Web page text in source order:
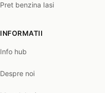
Pret benzina Iasi
INFORMATII
Info hub
Despre noi